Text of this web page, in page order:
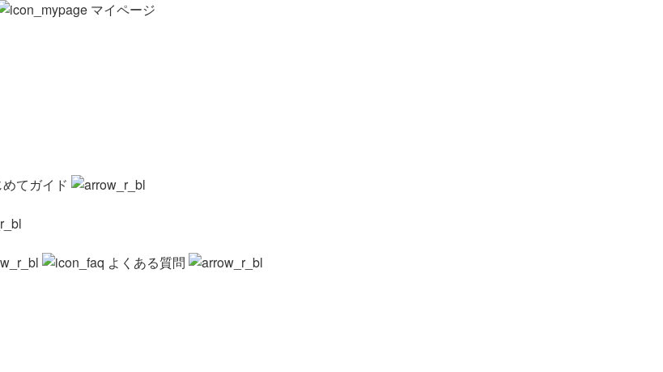
マイページ
てガイド
よくある質問